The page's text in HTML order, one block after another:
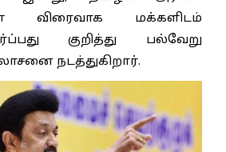
விரைவாக மக்களிடம்
குறித்து பல்வேறு
நடத்துகிறார்.